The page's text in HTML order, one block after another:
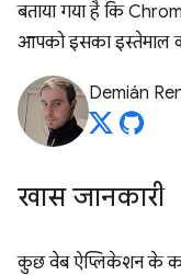
बताया गया है कि
आपको इसका इस्तेमाल
Demián
खास जानकारी
कुछ वेब ऐप्लिकेशन के